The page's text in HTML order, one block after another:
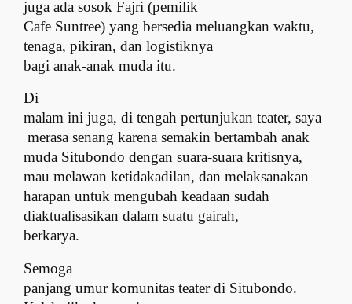
juga ada sosok Fajri (pemilik
Cafe Suntree) yang bersedia meluangkan waktu,
tenaga, pikiran, dan logistiknya
bagi anak-anak muda itu.
Di
malam ini juga, di tengah pertunjukan teater, saya
merasa senang karena semakin bertambah anak
muda Situbondo dengan suara-suara kritisnya,
mau melawan ketidakadilan, dan melaksanakan
harapan untuk mengubah keadaan sudah
diaktualisasikan dalam suatu gairah,
berkarya.
Semoga
panjang umur komunitas teater di Situbondo.